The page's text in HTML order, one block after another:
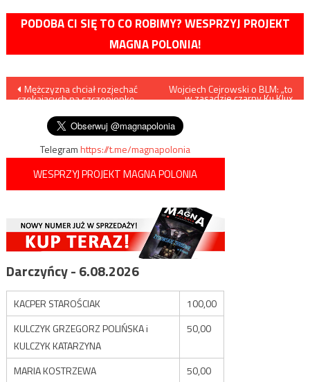
PODOBA CI SIĘ TO CO ROBIMY? WESPRZYJ PROJEKT
MAGNA POLONIA!
Nawigacja
wpisu
Mężczyzna chciał rozjechać
czekających na szczepionkę
Wojciech Cejrowski o BLM: „to
w zasadzie czarny Ku Klux
Telegramhttps://t.me/magnapolonia
WESPRZYJ PROJEKT MAGNA POLONIA
Darczyńcy - 6.08.2026
KACPER STAROŚCIAK
100,00
KULCZYK GRZEGORZ POLIŃSKA i
KULCZYK KATARZYNA
50,00
MARIA KOSTRZEWA 50,00